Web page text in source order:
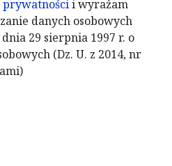
i wyrażam
danych osobowych
29 sierpnia 1997 r. o
(Dz. U. z 2014, nr